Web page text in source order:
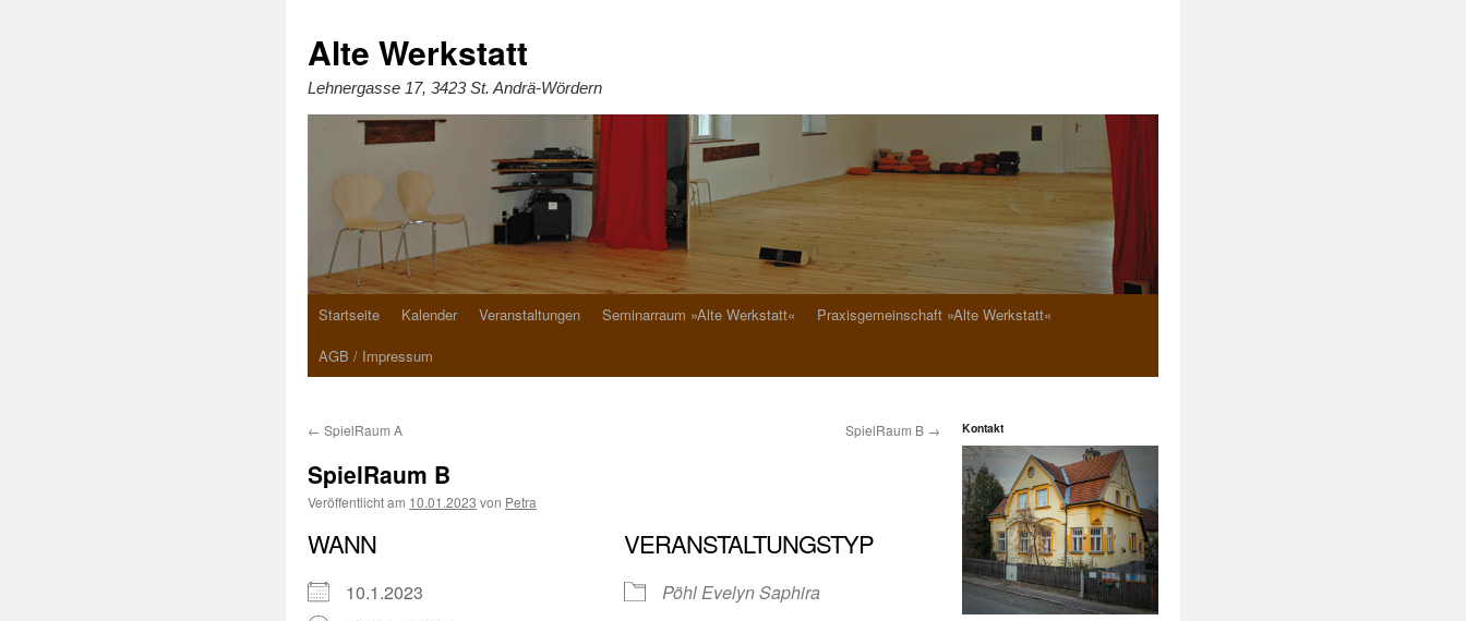
Alte Werkstatt
Lehnergasse 17, 3423 St. Andrä-Wördern
Startseite Kalender Veranstaltungen Seminarraum »Alte Werkstatt«
Praxisgemeinschaft »Alte Werkstatt«
AGB / Impressum
← SpielRaum A SpielRaum B →
SpielRaum B
Veröffentlicht am 10.01.2023 von Petra
WANN
10.1.2023
VERANSTALTUNGSTYP
Pöhl Evelyn Saphira
Kontakt